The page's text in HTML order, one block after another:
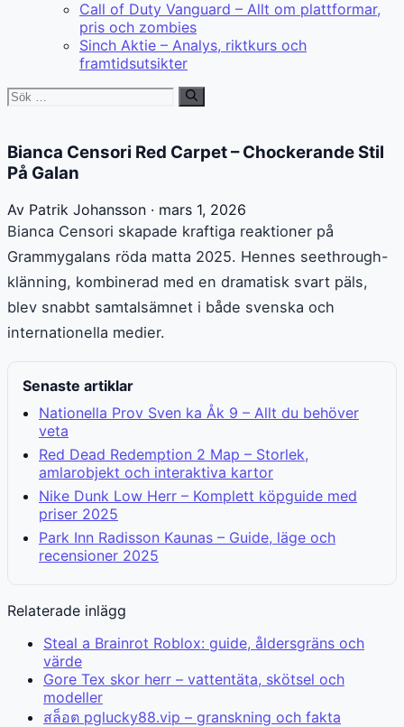
Call of Duty Vanguard – Allt om plattformar,
pris och zombies
Sinch Aktie – Analys, riktkurs och
framtidsutsikter
Sök
Bianca Censori Red Carpet – Chockerande Stil
På Galan
Av Patrik Johansson · mars 1, 2026
Bianca Censori skapade kraftiga reaktioner på
Grammygalans röda matta 2025. Hennes seethrough-
klänning, kombinerad med en dramatisk svart päls,
blev snabbt samtalsämnet i både svenska och
internationella medier.
Senaste artiklar
Nationella Prov Sven ka Åk 9 – Allt du behöver
veta
Red Dead Redemption 2 Map – Storlek,
amlarobjekt och interaktiva kartor
Nike Dunk Low Herr – Komplett köpguide med
priser 2025
Park Inn Radisson Kaunas – Guide, läge och
recensioner 2025
Relaterade inlägg
Steal a Brainrot Roblox: guide, åldersgräns och
värde
Gore Tex skor herr – vattentäta, skötsel och
modeller
สล็อต pglucky88.vip – granskning och fakta